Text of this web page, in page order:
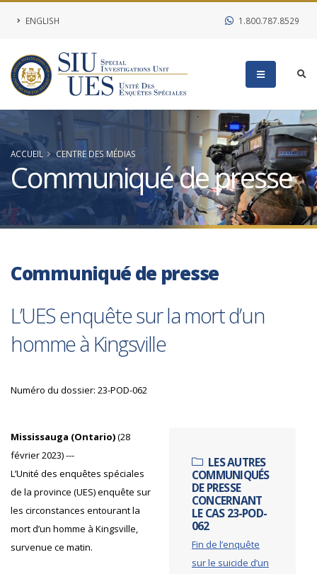
ENGLISH 1.800.787.8529
ACCUEIL CENTRE DES MÉDIAS
Communiqué de presse
Communiqué de presse
L’UES enquête sur la mort d’un
homme à Kingsville
Numéro du dossier: 23-POD-062
LES AUTRES
COMMUNIQUÉS
DE PRESSE
CONCERNANT
LE CAS 23-POD-
062
Fin de l’enquête
sur le suicide d’un
Mississauga (Ontario)(28
février 2023) ---
L’Unité des enquêtes spéciales
de la province (UES) enquête sur
les circonstances entourant la
mort d’un homme à Kingsville,
survenue ce matin.